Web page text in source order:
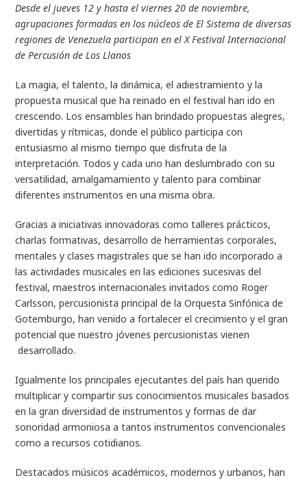
Desde el jueves 12 y hasta el viernes 20 de noviembre,
agrupaciones formadas en los núcleos de El Sistema de diversas
regiones de Venezuela participan en el X Festival Internacional
de Percusión de Los Llanos
La magia, el talento, la dinámica, el adiestramiento y la
propuesta musical que ha reinado en el festival han ido en
crescendo. Los ensambles han brindado propuestas alegres,
divertidas y rítmicas, donde el público participa con
entusiasmo al mismo tiempo que disfruta de la
interpretación. Todos y cada uno han deslumbrado con su
versatilidad, amalgamamiento y talento para combinar
diferentes instrumentos en una misma obra.
Gracias a iniciativas innovadoras como talleres prácticos,
charlas formativas, desarrollo de herramientas corporales,
mentales y clases magistrales que se han ido incorporado a
las actividades musicales en las ediciones sucesivas del
festival, maestros internacionales invitados como Roger
Carlsson, percusionista principal de la Orquesta Sinfónica de
Gotemburgo, han venido a fortalecer el crecimiento y el gran
potencial que nuestro jóvenes percusionistas vienen
desarrollado.
Igualmente los principales ejecutantes del país han querido
multiplicar y compartir sus conocimientos musicales basados
en la gran diversidad de instrumentos y formas de dar
sonoridad armoniosa a tantos instrumentos convencionales
como a recursos cotidianos.
Destacados músicos académicos, modernos y urbanos, han